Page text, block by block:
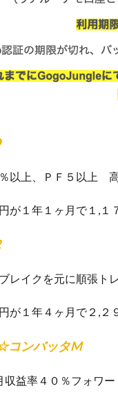
以上、ＰＦ５以上
が１年１ヶ月で１,１
レイクを元に順張ト
が１年４ヶ月で２,２
コンバッタM
益率４０％フォワー